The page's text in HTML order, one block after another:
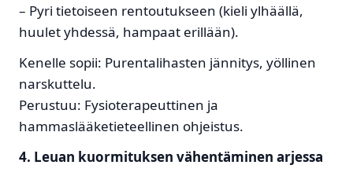
– Pyri tietoiseen rentoutukseen (kieli ylhäällä,
huulet yhdessä, hampaat erillään).
Kenelle sopii: Purentalihasten jännitys, yöllinen
narskuttelu.
Perustuu: Fysioterapeuttinen ja
hammaslääketieteellinen ohjeistus.
4. Leuan kuormituksen vähentäminen arjessa